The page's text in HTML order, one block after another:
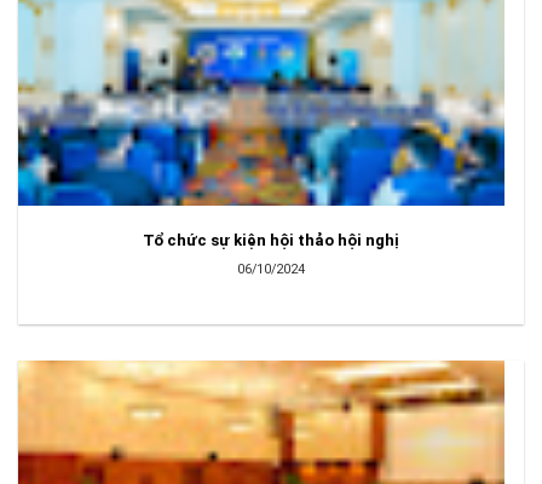
Tổ chức sự kiện hội thảo hội nghị
06/10/2024